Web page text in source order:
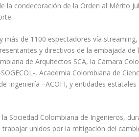
la condecoración de la Orden al Mérito
de 1100 espectadores vía
y directivos de la embajada de
de Arquitectos SCA, la Cámara
, Academia Colombiana de
Ingeniería –ACOFI, y entidades estatales
Sociedad Colombiana de Ingenieros,
unidos por la mitigación del